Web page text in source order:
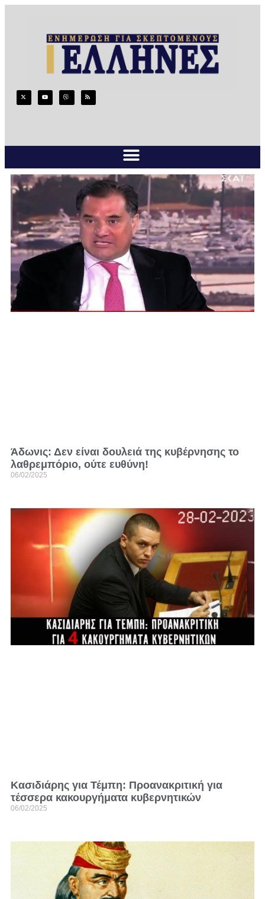
Άδωνις: Δεν είναι δουλειά της κυβέρνησης το
λαθρεμπόριο, ούτε ευθύνη!
06/02/2025
Κασιδιάρης για Τέμπη: Προανακριτική για
τέσσερα κακουργήματα κυβερνητικών
06/02/2025